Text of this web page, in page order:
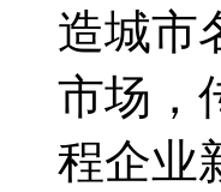
造城市
市场，
程企业